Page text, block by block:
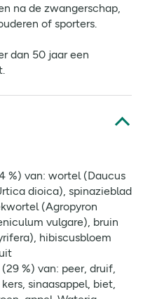
na de zwangerschap,
of sporters.
dan 50 jaar een
%) van: wortel (Daucus
dioica), spinazieblad
(Agropyron
vulgare), bruin
hibiscusbloem
%) van: peer, druif,
sinaasappel, biet,